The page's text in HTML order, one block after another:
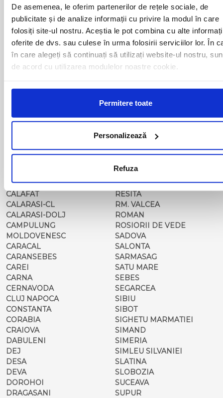
De asemenea, le oferim partenerilor de rețele sociale, de
publicitate și de analize informații cu privire la modul în care
folosiți site-ul nostru. Aceștia le pot combina cu alte
oferite de dvs. sau culese în urma folosirii serviciilor lor. În
în care alegeți să continuați să utilizați website-ul nostru,
de acord cu utilizarea modulelor noastre cookie.
Permitere toate
Personalizează
Refuza
BACAU
BAIA MARE
BAILE HERCULANE
BAILESTI
BALS-IS
BALS-OT
BARCA
BECHET
BISTRITA
BRAILA
BUZAU
CALAFAT
CALARASI-CL
CALARASI-DOLJ
CAMPULUNG
MOLDOVENESC
CARACAL
CARANSEBES
CAREI
CARNA
CERNAVODA
CLUJ NAPOCA
CONSTANTA
CORABIA
CRAIOVA
DABULENI
DEJ
DESA
DEVA
DOROHOI
DRAGASANI
NUSFALAU
OLTENITA
ONESTI
ORADEA
ORSOVA
PASCANI
PERICEI
PETROSANI
PIATRA NEAMT
PITESTI
PLOIESTI
POIANA MARE
RAST
REGHIN
RESITA
RM. VALCEA
ROMAN
ROSIORII DE VEDE
SADOVA
SALONTA
SARMASAG
SATU MARE
SEBES
SEGARCEA
SIBIU
SIBOT
SIGHETU MARMATIEI
SIMAND
SIMERIA
SIMLEU SILVANIEI
SLATINA
SLOBOZIA
SUCEAVA
SUPUR